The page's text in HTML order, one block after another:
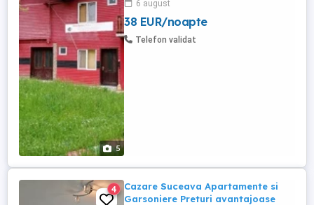
5
margarete oferă WiFi gratuit,parcare
gratuita,aces la bucatarie,etc.. Această
pensiune se află la 15 km de Dino Parc și
6 august
38 EUR/noapte
Telefon validat
4
Cazare Suceava Apartamente si
Garsoniere Preturi avantajoase